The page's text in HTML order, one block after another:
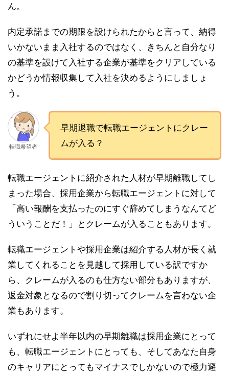
ん。
内定承諾までの期限を設けられたからと言って、納得
いかないまま入社するのではなく、きちんと自分なり
の基準を設けて入社する企業が基準をクリアしている
かどうか情報収集して入社を決めるようにしましょ
う。
転職希望者
早期退職で転職エージェントにクレー
ムが入る？
転職エージェントに紹介された人材が早期離職してし
まった場合、採用企業から転職エージェントに対して
「高い報酬を支払ったのにすぐ辞めてしまうなんてど
ういうことだ！」とクレームが入ることもあります。
転職エージェントや採用企業は紹介する人材が長く就
業してくれることを見越して採用している訳ですか
ら、クレームが入るのも仕方ない部分もありますが、
返金対象となるので割り切ってクレームを言わない企
業もあります。
いずれにせよ半年以内の早期離職は採用企業にとって
も、転職エージェントにとっても、そしてあなた自身
のキャリアにとってもマイナスでしかないので極力避